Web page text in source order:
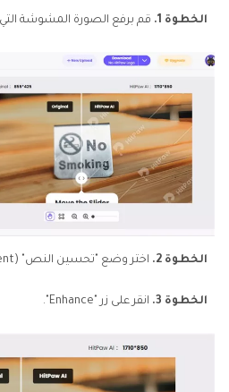
الخطوة 1. قم برفع الصورة المشوشة
الخطوة 2. اختر وضع "تحسين النص" (Text Enhancement).
الخطوة 3. انقر على زر "Enhance".